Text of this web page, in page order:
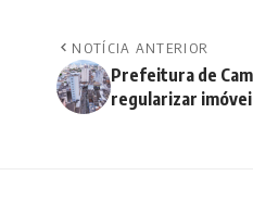
NOTÍCIA ANTERIOR
Prefeitura de
regularizar